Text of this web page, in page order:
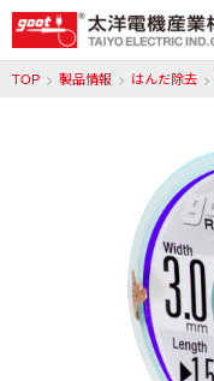
TOP 製品情報 はんだ除去